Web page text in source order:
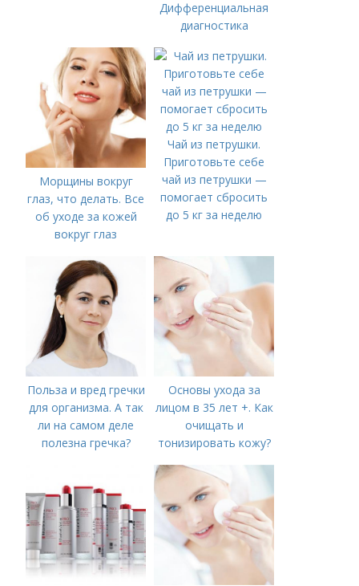
Дифференциальная
диагностика
Морщины вокруг
глаз, что делать. Все
об уходе за кожей
вокруг глаз
Чай из петрушки.
Приготовьте себе
чай из петрушки —
помогает сбросить
до 5 кг за неделю
Польза и вред гречки
для организма. А так
ли на самом деле
полезна гречка?
Основы ухода за
лицом в 35 лет +. Как
очищать и
тонизировать кожу?